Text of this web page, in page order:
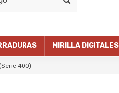
MIRILLA DIGITALES
400)